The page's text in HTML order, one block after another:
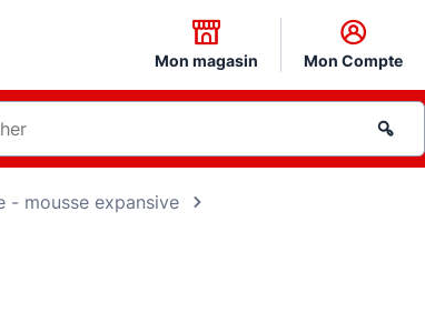
Mon magasin Mon Compte
- mousse expansive